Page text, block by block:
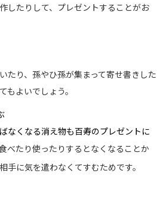
したりして、プレゼントすることがお
たり、孫やひ孫が集まって寄せ書きした
もよいでしょう。
なくなる消え物も百寿のプレゼントに
べたり使ったりするとなくなることか
手に気を遣わなくてすむためです。